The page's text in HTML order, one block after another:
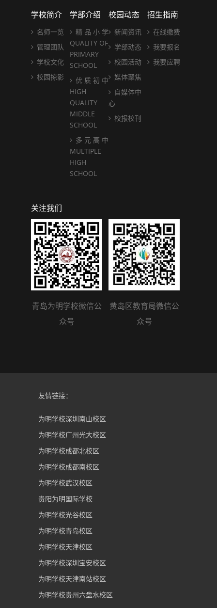
学校简介
名师一览
管理团队
学校文化
校园掠影
学部介绍
精 品 小 学
QUALITY OF
PRIMARY
SCHOOL
优 质 初 中
HIGH
QUALITY
MIDDLE
SCHOOL
多 元 高 中
MULTIPLE
HIGH
SCHOOL
校园动态
新闻资讯
学部动态
校园活动
媒体聚焦
自媒体中
心
校报校刊
招生指南
在线缴费
我要报名
我要应聘
关注我们
青岛为明学校微信公
众号
黄岛区教育局微信公
众号
友情链接：
为明学校深圳南山校区
为明学校广州光大校区
为明学校成都北校区
为明学校成都南校区
为明学校武汉校区
贵阳为明国际学校
为明学校光谷校区
为明学校青岛校区
为明学校天津校区
为明学校深圳宝安校区
为明学校天津南站校区
为明学校贵州六盘水校区